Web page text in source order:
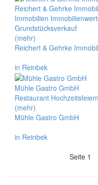
Reichert & Gehrke
Immobilien
Grundstücksverkauf
(mehr)
Reichert & Gehrke
in Reinbek
Mühle Gastro GmbH
Restaurant Hochzeitsfeiern
(mehr)
Mühle Gastro GmbH
in Reinbek
Seite 1